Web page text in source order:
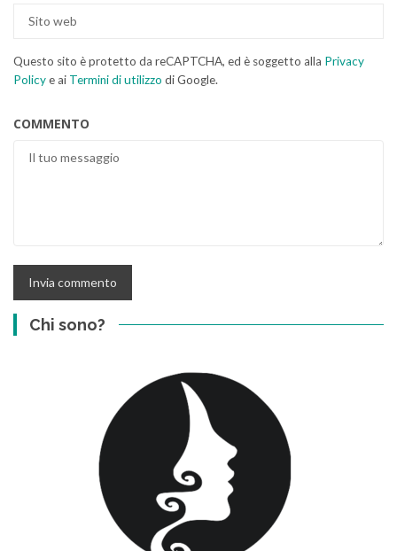
Questo sito è protetto da reCAPTCHA, ed è soggetto alla Privacy
Policye ai Termini di utilizzo di Google.
COMMENTO
Chi sono?